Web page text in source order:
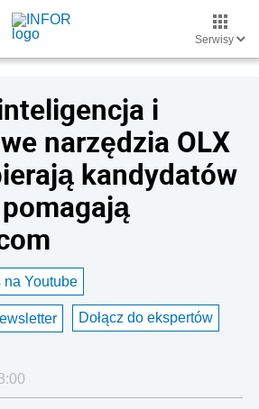
Serwisy
i
narzędzia OLX
kandydatów
na Youtube
Dołącz do ekspertów